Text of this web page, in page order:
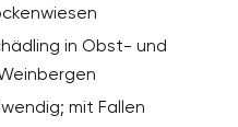
in Obst- und
mit Fallen